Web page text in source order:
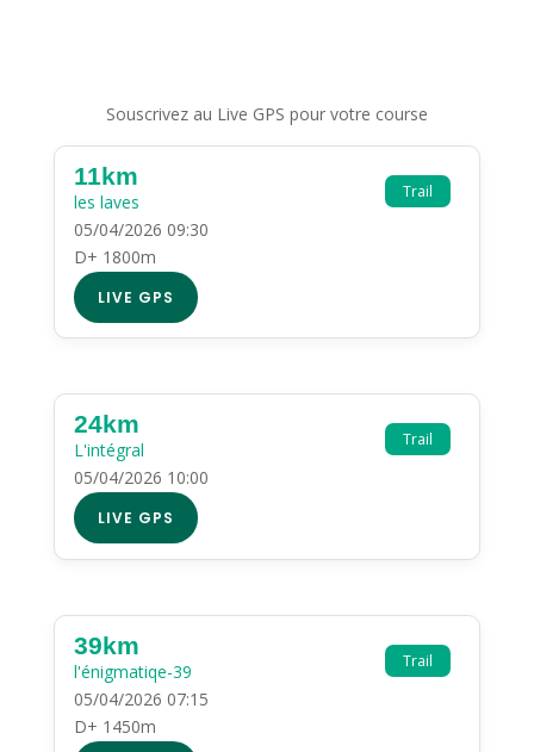
Souscrivez au Live GPS pour votre course
Trail
11km
les laves
05/04/2026 09:30
D+ 1800m
LIVE GPS
Trail
24km
L'intégral
05/04/2026 10:00
LIVE GPS
Trail
39km
l'énigmatiqe-39
05/04/2026 07:15
D+ 1450m